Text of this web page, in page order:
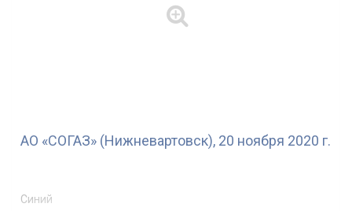
АО «СОГАЗ» (Нижневартовск), 20 ноября 2020 г.
Синий